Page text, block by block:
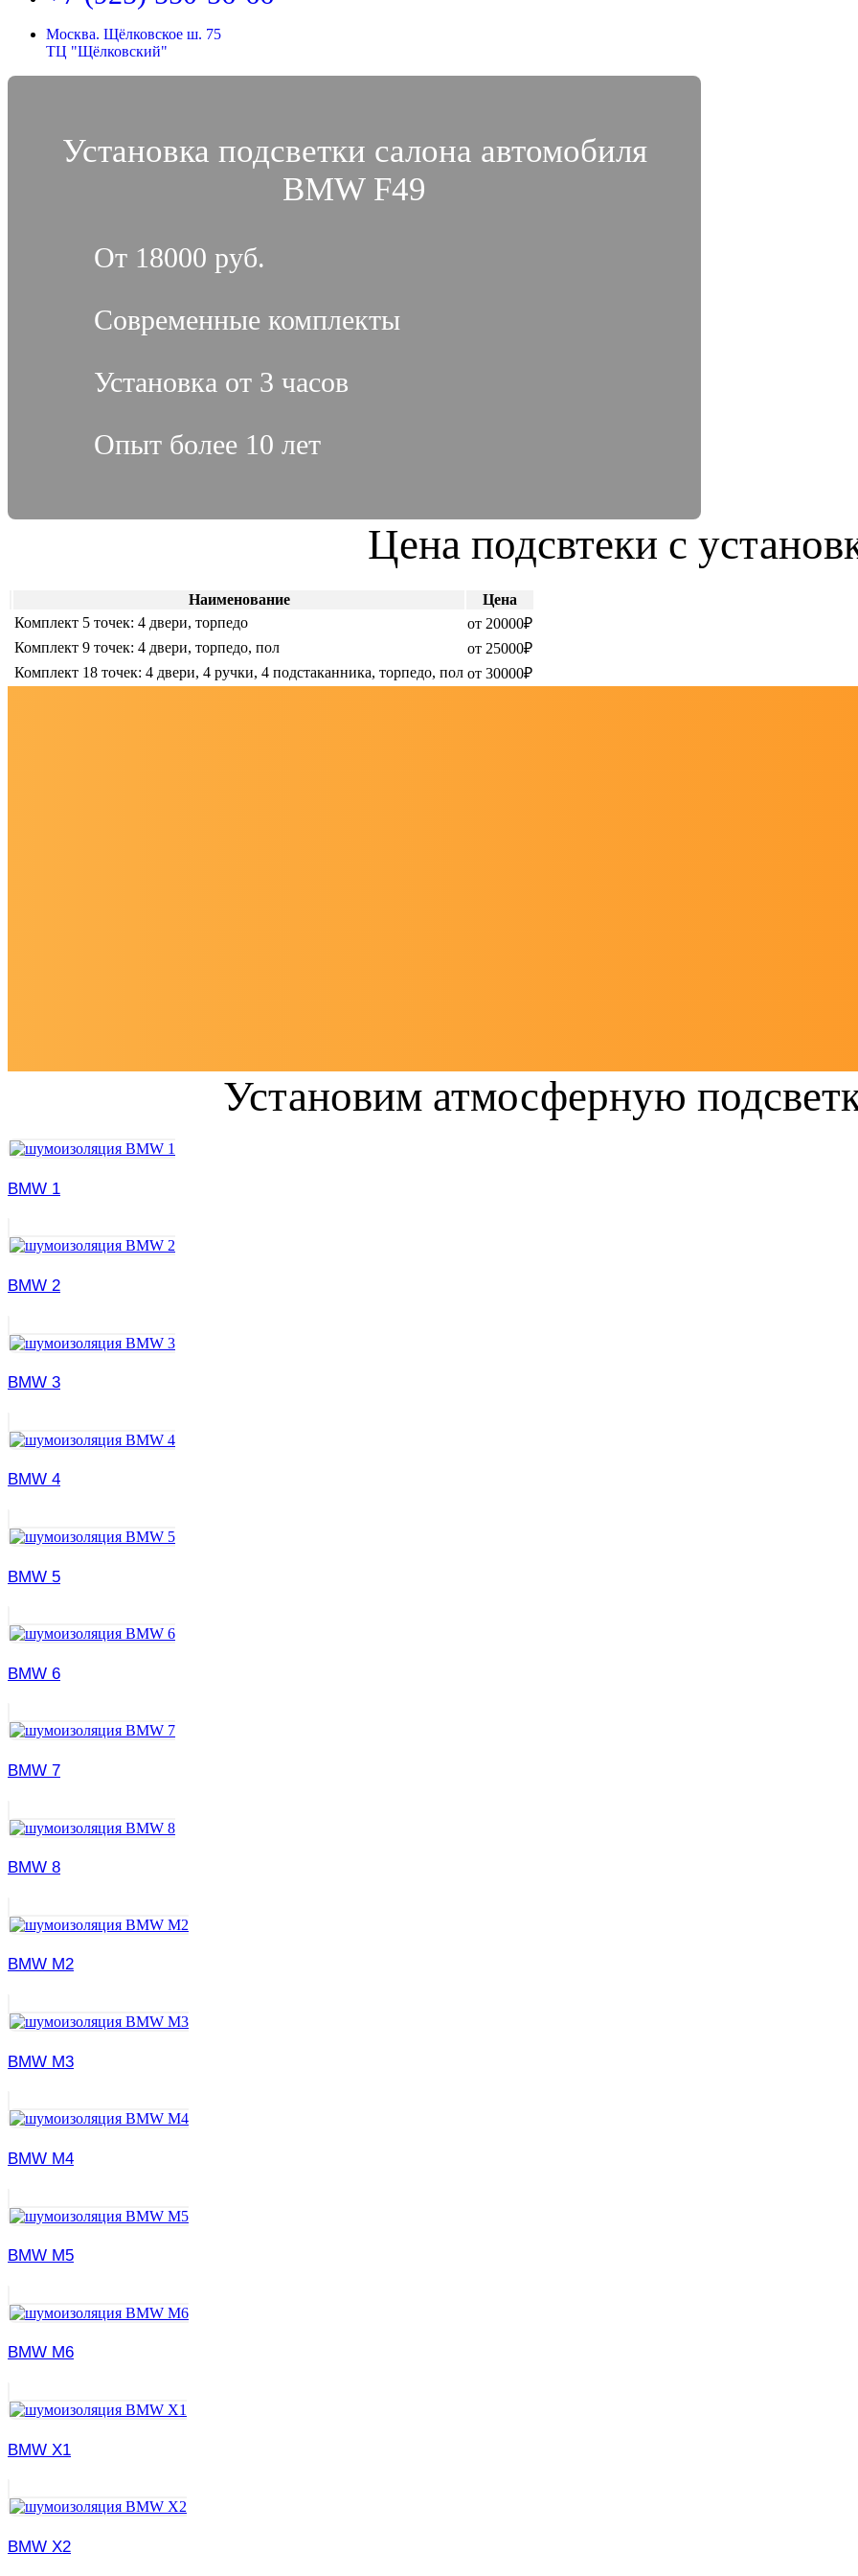
Москва. Щёлковское ш. 75
ТЦ "Щёлковский"
Установка подсветки салона автомобиля
BMW F49
От 18000 руб.
Современные комплекты
Установка от 3 часов
Опыт более 10 лет
Цена подсвтеки с
Наименование
Цена
Комплект 5 точек: 4 двери, торпедо
от 20000₽
Комплект 9 точек: 4 двери, торпедо, пол
от 25000₽
Комплект 18 точек: 4 двери, 4 ручки, 4 подстаканника, торпедо, пол от 30000₽
Установим атмосферную
BMW 1
BMW 2
BMW 3
BMW 4
BMW 5
BMW 6
BMW 7
BMW 8
BMW M2
BMW M3
BMW M4
BMW M5
BMW M6
BMW X1
BMW X2